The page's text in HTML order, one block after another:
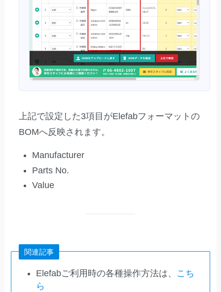
上記で設定した3項目がElefabフォーマットの
BOMへ反映されます。
Manufacturer
Parts No.
Value
関連記事
Elefabご利用時の各種操作方法は、
こち
ら